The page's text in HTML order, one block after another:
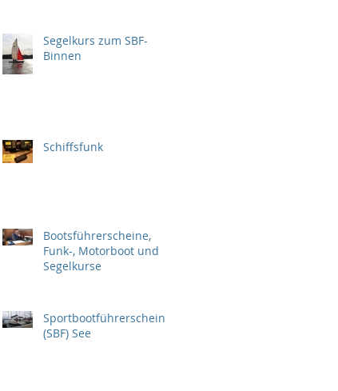
Segelkurs zum SBF-
Binnen
Schiffsfunk
Bootsführerscheine,
Funk-, Motorboot und
Segelkurse
Sportbootführerschein
(SBF) See